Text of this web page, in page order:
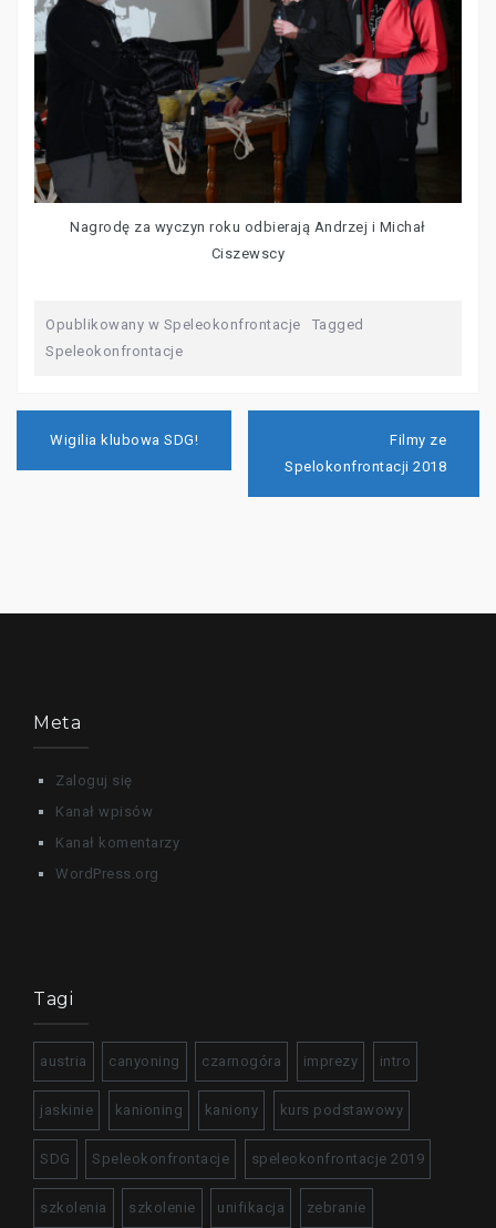
Nagrodę za wyczyn roku odbierają Andrzej i Michał
Ciszewscy
Opublikowany w Speleokonfrontacje
Tagged
Speleokonfrontacje
wpisu
Wigilia klubowa SDG!
Filmy ze
Spelokonfrontacji 2018
Meta
Zaloguj się
Kanał wpisów
Kanał komentarzy
WordPress.org
Tagi
austria canyoning czarnogóra imprezy intro
jaskinie kanioning kaniony kurs podstawowy
SDG Speleokonfrontacje speleokonfrontacje 2019
szkolenia szkolenie unifikacja zebranie